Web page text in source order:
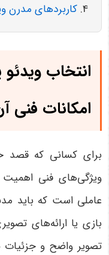
کاربردهای مدرن
انتخاب ویدئو
امکانات فنی
برای کسانی که قصد
ویژگی‌های فنی اهمیت
عاملی است که باید
بازی یا ارائه‌های
تصویر واضح و جزئیات